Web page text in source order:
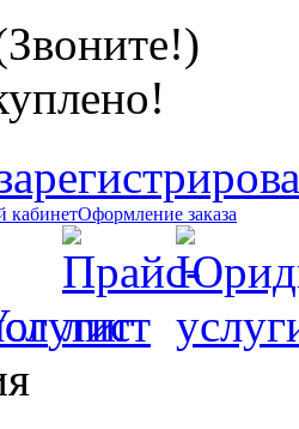
кабинетОформление заказа